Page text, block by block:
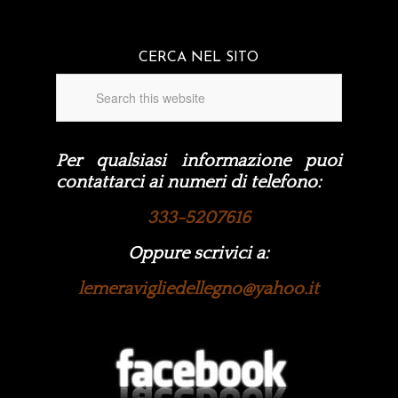
CERCA NEL SITO
Per qualsiasi informazione puoi
contattarci ai numeri di telefono:
333-5207616
Oppure scrivici a:
lemeravigliedellegno@yahoo.it